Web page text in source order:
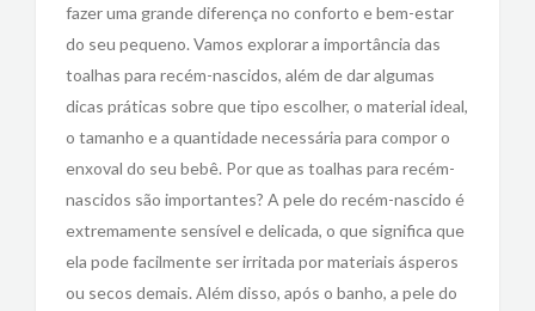
fazer uma grande diferença no conforto e bem-estar
do seu pequeno. Vamos explorar a importância das
toalhas para recém-nascidos, além de dar algumas
dicas práticas sobre que tipo escolher, o material ideal,
o tamanho e a quantidade necessária para compor o
enxoval do seu bebê. Por que as toalhas para recém-
nascidos são importantes? A pele do recém-nascido é
extremamente sensível e delicada, o que significa que
ela pode facilmente ser irritada por materiais ásperos
ou secos demais. Além disso, após o banho, a pele do